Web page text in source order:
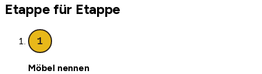
Etappe für Etappe
1
Möbel nennen